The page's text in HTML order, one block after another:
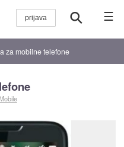
☰
za mobilne telefone